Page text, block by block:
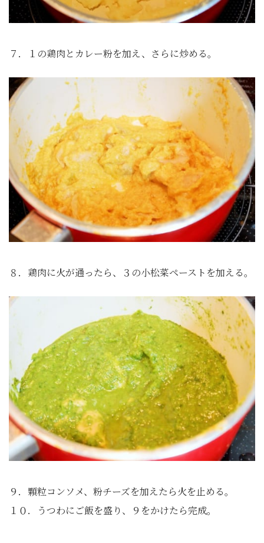
７．１の鶏肉とカレー粉を加え、さらに炒める。
８．鶏肉に火が通ったら、３の小松菜ペーストを加える。
９．顆粒コンソメ、粉チーズを加えたら火を止める。
１０．うつわにご飯を盛り、９をかけたら完成。